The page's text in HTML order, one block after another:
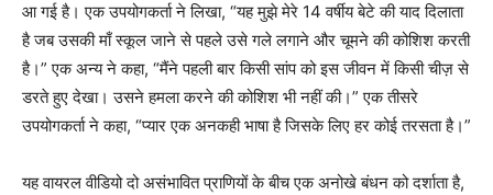
आ गई है। एक उपयोगकर्ता ने लिखा, “यह मुझे मेरे 14 वर्षीय बेटे की याद दिलाता
है जब उसकी माँ स्कूल जाने से पहले उसे गले लगाने और चूमने की कोशिश करती
है।” एक अन्य ने कहा, “मैंने पहली बार किसी सांप को इस जीवन में किसी चीज़ से
डरते हुए देखा। उसने हमला करने की कोशिश भी नहीं की।” एक तीसरे
उपयोगकर्ता ने कहा, “प्यार एक अनकही भाषा है जिसके लिए हर कोई तरसता है।”
यह वायरल वीडियो दो असंभावित प्राणियों के बीच एक अनोखे बंधन को दर्शाता है,